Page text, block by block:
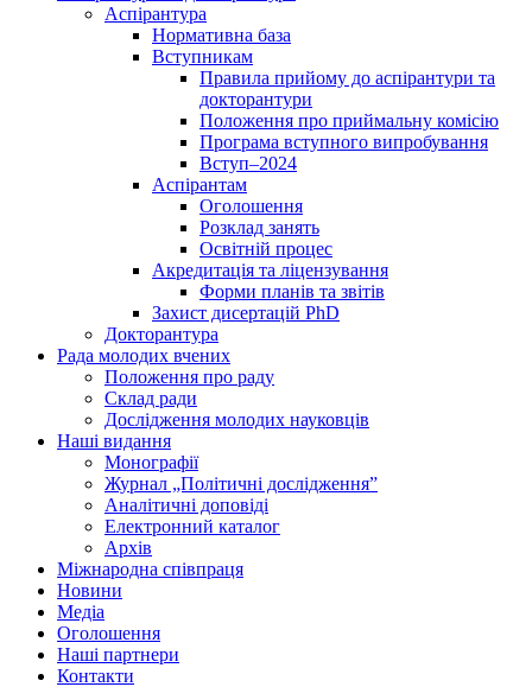
Аспірантура
Нормативна база
Вступникам
Правила прийому до аспірантури та
докторантури
Положення про приймальну комісію
Програма вступного випробування
Вступ–2024
Аспірантам
Оголошення
Розклад занять
Освітній процес
Акредитація та ліцензування
Форми планів та звітів
Захист дисертацій PhD
Докторантура
Рада молодих вчених
Положення про раду
Склад ради
Дослідження молодих науковців
Наші видання
Монографії
Журнал „Політичні дослідження”
Аналітичні доповіді
Електронний каталог
Архів
Міжнародна співпраця
Новини
Медіa
Оголошення
Наші партнери
Контакти